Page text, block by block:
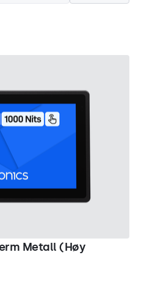
Metall (Høy